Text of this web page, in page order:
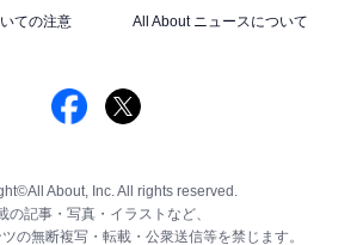
ての注意
All About ニュースについて
About, Inc. All rights reserved.
の記事・写真・イラストなど、
の無断複写・転載・公衆送信等を禁じます。